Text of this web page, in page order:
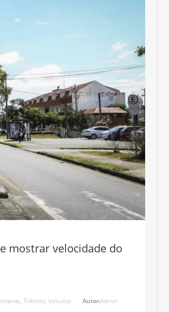
mostrar velocidade do
,Trânsito,Veículos Autor:Admin